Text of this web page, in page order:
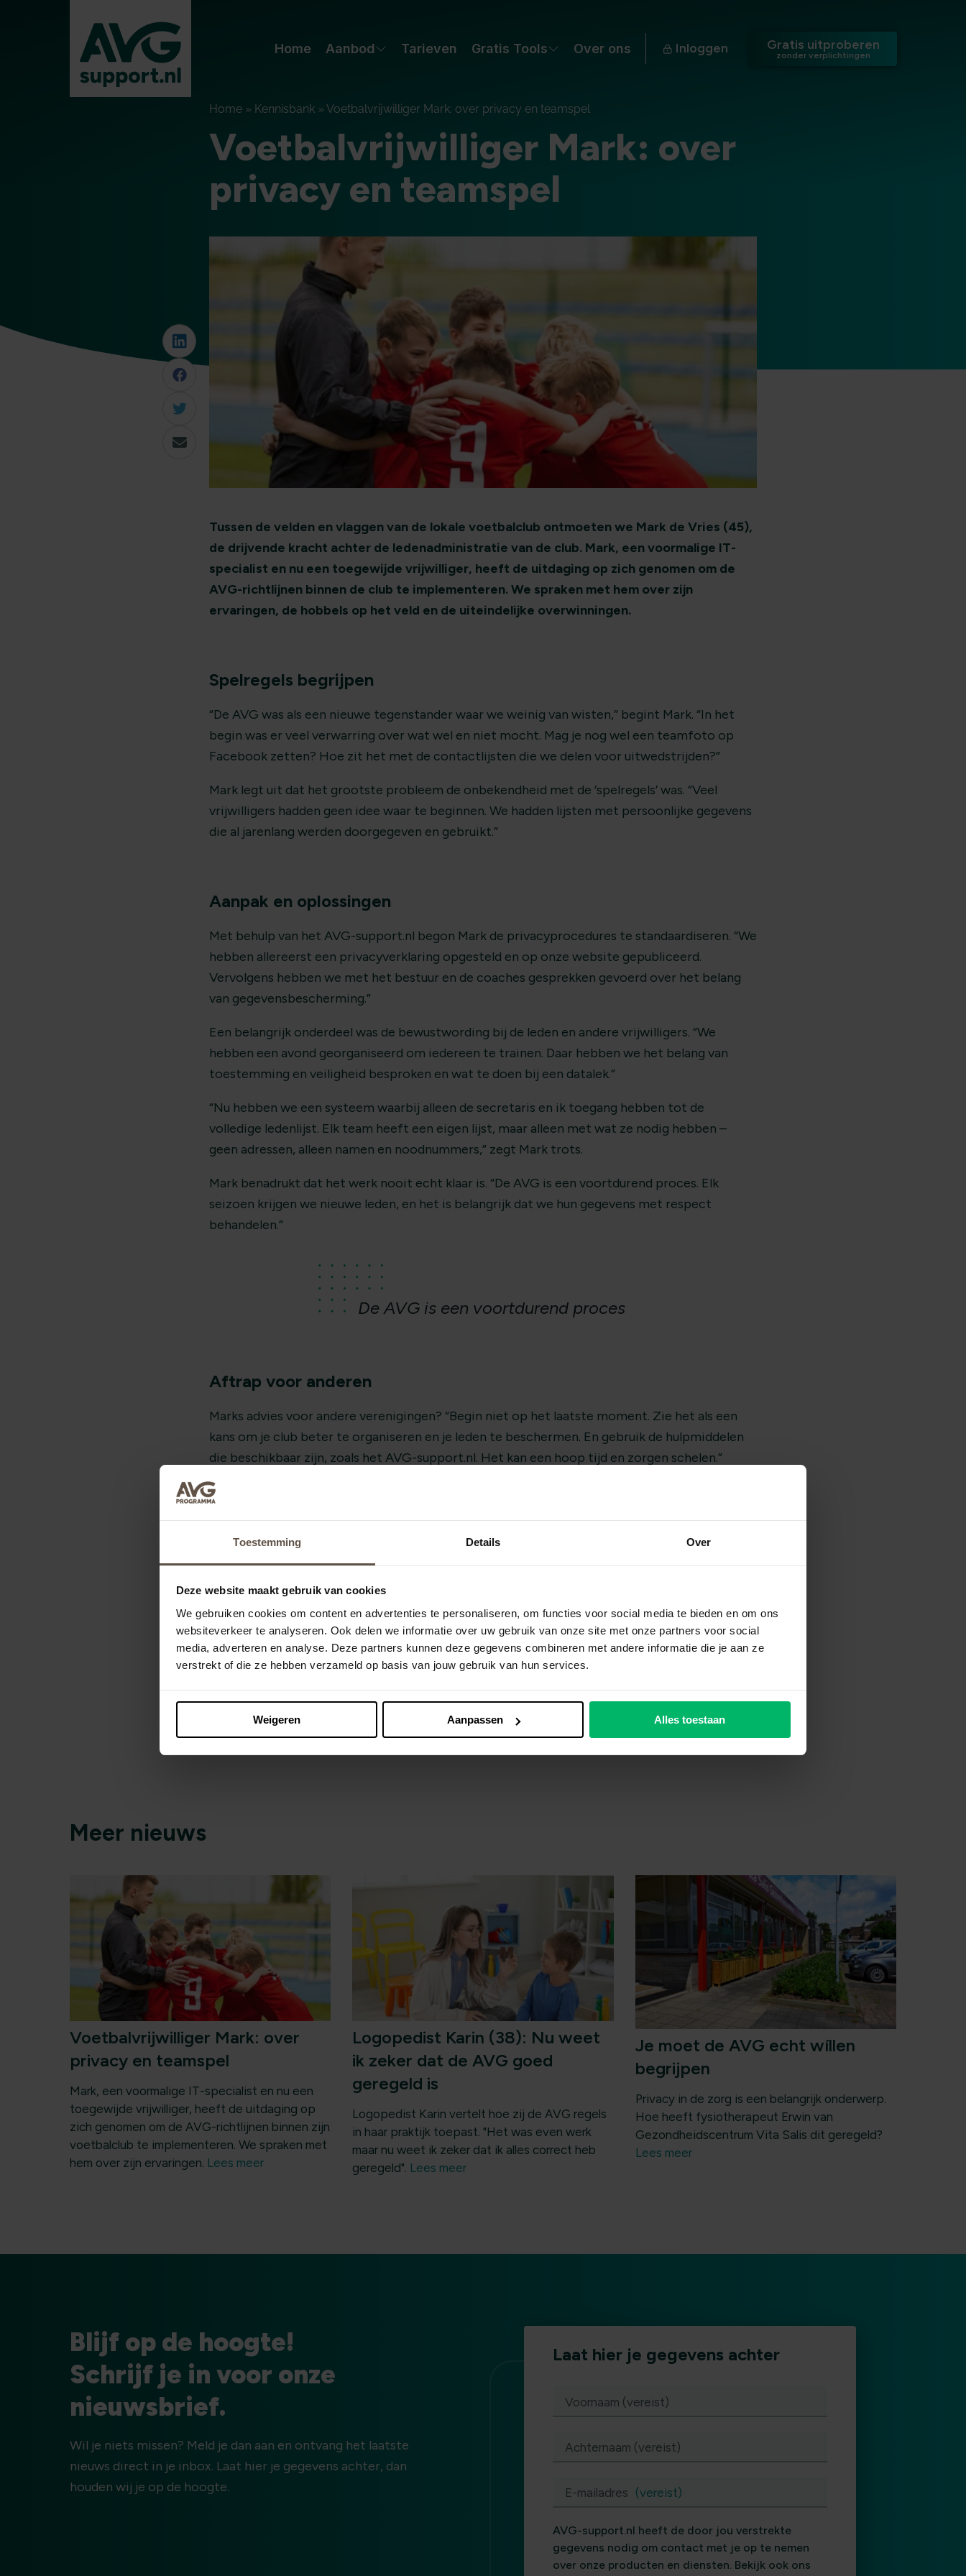
Toestemming Details Over
Deze website maakt gebruik van cookies
We gebruiken cookies om content en advertenties te personaliseren, om functies voor social media te bieden en om ons
websiteverkeer te analyseren. Ook delen we informatie over uw gebruik van onze site met onze partners voor social
media, adverteren en analyse. Deze partners kunnen deze gegevens combineren met andere informatie die je aan ze
verstrekt of die ze hebben verzameld op basis van jouw gebruik van hun services.
Weigeren Aanpassen Alles toestaan
Home Aanbod Tarieven Gratis Tools Over ons Inloggen Gratis uitproberen
zonder verplichtingen
Home » Kennisbank » Voetbalvrijwilliger Mark: over privacy en teamspel
Voetbalvrijwilliger Mark: over
privacy en teamspel
Tussen de velden en vlaggen van de lokale voetbalclub ontmoeten we Mark de Vries (45),
de drijvende kracht achter de ledenadministratie van de club. Mark, een voormalige IT-
specialist en nu een toegewijde vrijwilliger, heeft de uitdaging op zich genomen om de
AVG-richtlijnen binnen de club te implementeren. We spraken met hem over zijn
ervaringen, de hobbels op het veld en de uiteindelijke overwinningen.
Spelregels begrijpen
“De AVG was als een nieuwe tegenstander waar we weinig van wisten,” begint Mark. “In het
begin was er veel verwarring over wat wel en niet mocht. Mag je nog wel een teamfoto op
Facebook zetten? Hoe zit het met de contactlijsten die we delen voor uitwedstrijden?”
Mark legt uit dat het grootste probleem de onbekendheid met de ‘spelregels’ was. “Veel
vrijwilligers hadden geen idee waar te beginnen. We hadden lijsten met persoonlijke gegevens
die al jarenlang werden doorgegeven en gebruikt.”
Aanpak en oplossingen
Met behulp van het AVG-support.nl begon Mark de privacyprocedures te standaardiseren. “We
hebben allereerst een privacyverklaring opgesteld en op onze website gepubliceerd.
Vervolgens hebben we met het bestuur en de coaches gesprekken gevoerd over het belang
van gegevensbescherming.”
Een belangrijk onderdeel was de bewustwording bij de leden en andere vrijwilligers. “We
hebben een avond georganiseerd om iedereen te trainen. Daar hebben we het belang van
toestemming en veiligheid besproken en wat te doen bij een datalek.”
“Nu hebben we een systeem waarbij alleen de secretaris en ik toegang hebben tot de
volledige ledenlijst. Elk team heeft een eigen lijst, maar alleen met wat ze nodig hebben –
geen adressen, alleen namen en noodnummers,” zegt Mark trots.
Mark benadrukt dat het werk nooit echt klaar is. “De AVG is een voortdurend proces. Elk
seizoen krijgen we nieuwe leden, en het is belangrijk dat we hun gegevens met respect
behandelen.”
De AVG is een voortdurend proces
Aftrap voor anderen
Marks advies voor andere verenigingen? “Begin niet op het laatste moment. Zie het als een
kans om je club beter te organiseren en je leden te beschermen. En gebruik de hulpmiddelen
die beschikbaar zijn, zoals het AVG-support.nl. Het kan een hoop tijd en zorgen schelen.”
Met een tevreden glimlach sluit Mark af: “Privacy is net als een goede verdediging; het houdt
70% korting voor sportverenigingen
Ben jij lid van de een sportvereniging? Dan krijg je maar liefst
70% korting op AVG-support.nl. Je privacy goed geregeld
Meld je nu aan
Meer nieuws
Voetbalvrijwilliger Mark: over
privacy en teamspel
Mark, een voormalige IT-specialist en nu een
toegewijde vrijwilliger, heeft de uitdaging op
zich genomen om de AVG-richtlijnen binnen zijn
voetbalclub te implementeren. We spraken met
hem over zijn ervaringen. Lees meer
Logopedist Karin (38): Nu weet
ik zeker dat de AVG goed
geregeld is
Logopedist Karin vertelt hoe zij de AVG regels
in haar praktijk toepast. "Het was even werk
maar nu weet ik zeker dat ik alles correct heb
geregeld". Lees meer
Je moet de AVG echt wíllen
begrijpen
Privacy in de zorg is een belangrijk onderwerp.
Hoe heeft fysiotherapeut Erwin van
Gezondheidscentrum Vita Salis dit geregeld?
Lees meer
Blijf op de hoogte!
Schrijf je in voor onze
nieuwsbrief.
Wil je niets missen? Meld je dan aan en ontvang het laatste
nieuws direct in je inbox. Laat hier je gegevens achter, dan
houden wij je op de hoogte.
Laat hier je gegevens achter
Voornaam (vereist)
Achternaam (vereist)
E-mailadres (vereist)
AVG-support.nl heeft de door jou verstrekte
gegevens nodig om contact met je op te nemen
over onze producten en diensten. Bekijk ook ons